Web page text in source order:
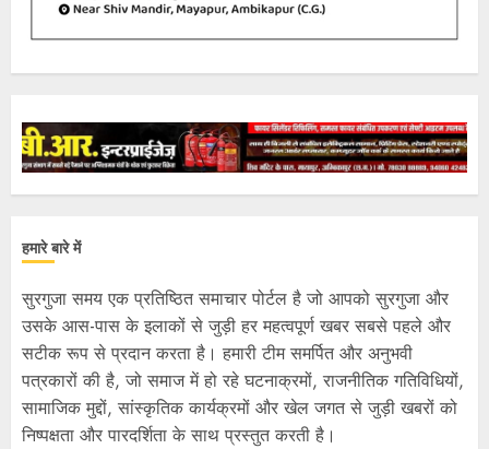
हमारे बारे में
सुरगुजा समय एक प्रतिष्ठित समाचार पोर्टल है जो आपको सुरगुजा और
उसके आस-पास के इलाकों से जुड़ी हर महत्वपूर्ण खबर सबसे पहले और
सटीक रूप से प्रदान करता है। हमारी टीम समर्पित और अनुभवी
पत्रकारों की है, जो समाज में हो रहे घटनाक्रमों, राजनीतिक गतिविधियों,
सामाजिक मुद्दों, सांस्कृतिक कार्यक्रमों और खेल जगत से जुड़ी खबरों को
निष्पक्षता और पारदर्शिता के साथ प्रस्तुत करती है।